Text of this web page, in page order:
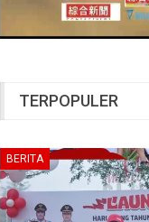
TERPOPULER
BERITA